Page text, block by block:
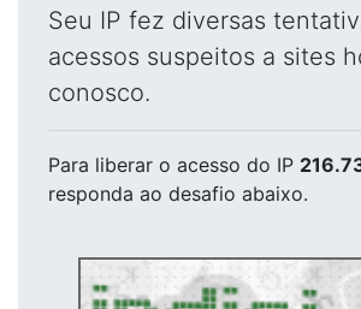
Seu IP fez diversas
acessos suspeitos a sites
conosco.
Para liberar o acesso do IP
responda ao desafio abaixo.